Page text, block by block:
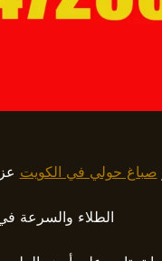
صباغ حولي في الكويت
الطلاء والسرعة في